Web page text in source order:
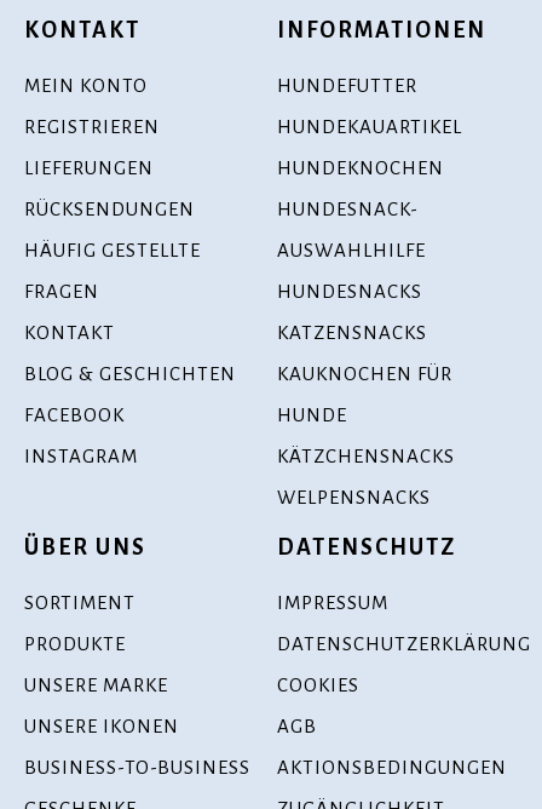
KONTAKT
MEIN KONTO
REGISTRIEREN
LIEFERUNGEN
RÜCKSENDUNGEN
HÄUFIG GESTELLTE
FRAGEN
KONTAKT
BLOG & GESCHICHTEN
FACEBOOK
INSTAGRAM
INFORMATIONEN
HUNDEFUTTER
HUNDEKAUARTIKEL
HUNDEKNOCHEN
HUNDESNACK-
AUSWAHLHILFE
HUNDESNACKS
KATZENSNACKS
KAUKNOCHEN FÜR
HUNDE
KÄTZCHENSNACKS
WELPENSNACKS
ÜBER UNS
SORTIMENT
PRODUKTE
UNSERE MARKE
UNSERE IKONEN
BUSINESS-TO-BUSINESS
DATENSCHUTZ
IMPRESSUM
DATENSCHUTZERKLÄRUNG
COOKIES
AGB
AKTIONSBEDINGUNGEN